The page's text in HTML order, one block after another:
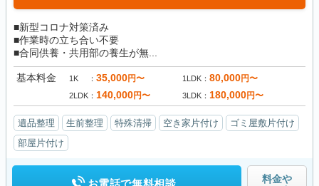
■新型コロナ対策済み
■作業時の立ち合い不要
■合同供養・共用部の養生が無...
基本料金 1K 35,000円〜 1LDK 80,000円〜
2LDK 140,000円〜 3LDK 180,000円〜
遺品整理 生前整理 特殊清掃 空き家片付け
ゴミ屋敷片付け
部屋片付け
お電話で無料相談
料金や